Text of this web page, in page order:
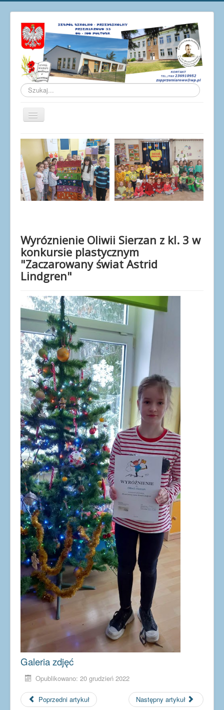
Szukaj...
Przełącz
Aktualności
O szkole
Galeria
Osiągnięcia
Dla nauczycieli
Dla rodziców
Dokumenty
Wyróznienie Oliwii Sierzan z kl. 3 w
konkursie plastycznym
"Zaczarowany świat Astrid
Lindgren"
Galeria zdjęć
Opublikowano: 20 grudzień 2022
Poprzedni artykuł Następny artykuł